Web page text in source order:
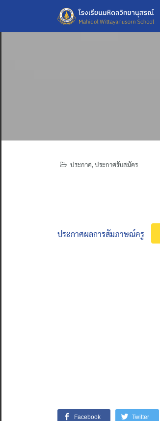
content
ประกาศ,ประกาศรับสมัคร
ประกาศผลการสัมภาษณ์ครู
Facebook Twitter